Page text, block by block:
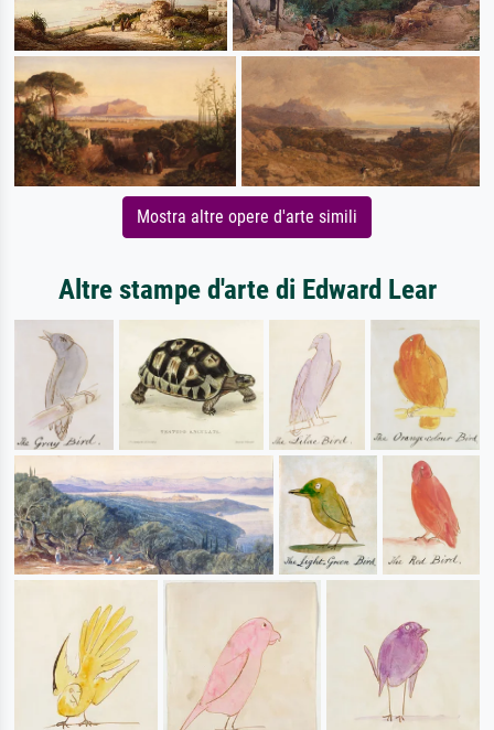
Mostra altre opere d'arte simili
Altre stampe d'arte di Edward Lear